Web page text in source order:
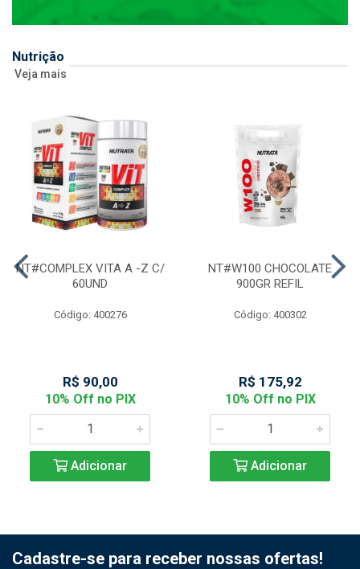
Nutrição
Veja mais
NT#COMPLEX VITA A -Z C/
60UND
Código: 400276
R$ 90,00
10% Off no PIX
Adicionar
NT#W100 CHOCOLATE
900GR REFIL
Código: 400302
R$ 175,92
10% Off no PIX
Adicionar
Cadastre-se para receber nossas ofertas!